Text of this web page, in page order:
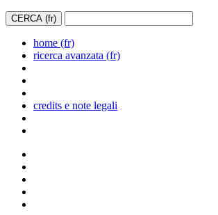
home (fr)
ricerca avanzata (fr)
credits e note legali